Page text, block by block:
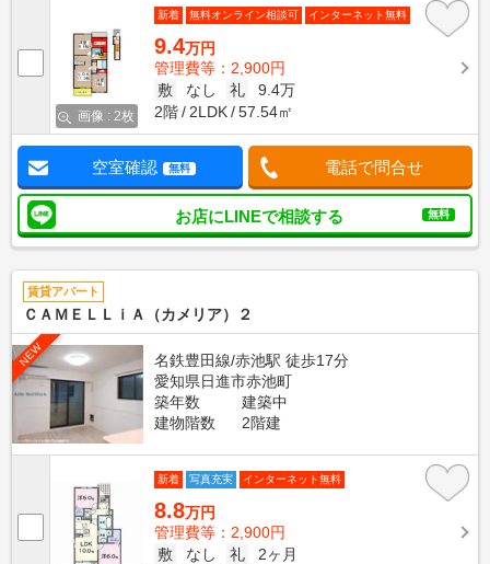
画像 : 2枚
新着 無料オンライン相談可 インターネット無料
9.4万円
管理費等：2,900円
敷
なし 礼
9.4万
2階
2LDK 57.54㎡
空室確認 無料 電話で問合せ
お店にLINEで相談する 無料
賃貸アパート
ＣＡＭＥＬＬｉＡ（カメリア）２
NEW
名鉄豊田線/赤池駅 徒歩17分
愛知県日進市赤池町
築年数
建築中
建物階数
2階建
新着 写真充実 インターネット無料
8.8万円
管理費等：2,900円
敷
なし 礼
2ヶ月